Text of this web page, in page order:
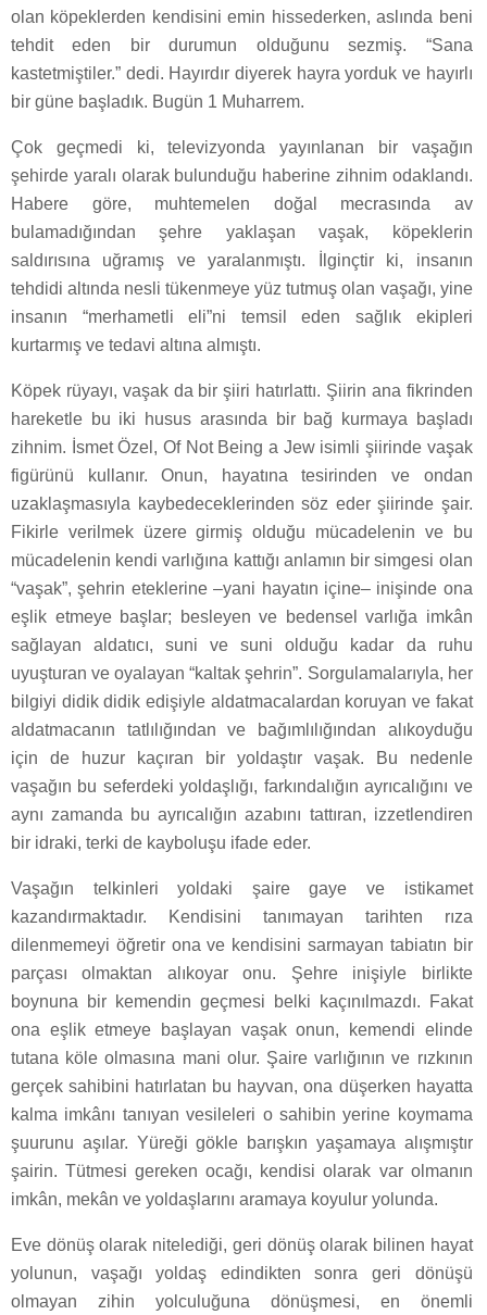
olan köpeklerden kendisini emin hissederken, aslında beni
tehdit eden bir durumun olduğunu sezmiş. “Sana
kastetmiştiler.” dedi. Hayırdır diyerek hayra yorduk ve hayırlı
bir güne başladık. Bugün 1 Muharrem.
Çok geçmedi ki, televizyonda yayınlanan bir vaşağın
şehirde yaralı olarak bulunduğu haberine zihnim odaklandı.
Habere göre, muhtemelen doğal mecrasında av
bulamadığından şehre yaklaşan vaşak, köpeklerin
saldırısına uğramış ve yaralanmıştı. İlginçtir ki, insanın
tehdidi altında nesli tükenmeye yüz tutmuş olan vaşağı, yine
insanın “merhametli eli”ni temsil eden sağlık ekipleri
kurtarmış ve tedavi altına almıştı.
Köpek rüyayı, vaşak da bir şiiri hatırlattı. Şiirin ana fikrinden
hareketle bu iki husus arasında bir bağ kurmaya başladı
zihnim. İsmet Özel, Of Not Being a Jew isimli şiirinde vaşak
figürünü kullanır. Onun, hayatına tesirinden ve ondan
uzaklaşmasıyla kaybedeceklerinden söz eder şiirinde şair.
Fikirle verilmek üzere girmiş olduğu mücadelenin ve bu
mücadelenin kendi varlığına kattığı anlamın bir simgesi olan
“vaşak”, şehrin eteklerine –yani hayatın içine– inişinde ona
eşlik etmeye başlar; besleyen ve bedensel varlığa imkân
sağlayan aldatıcı, suni ve suni olduğu kadar da ruhu
uyuşturan ve oyalayan “kaltak şehrin”. Sorgulamalarıyla, her
bilgiyi didik didik edişiyle aldatmacalardan koruyan ve fakat
aldatmacanın tatlılığından ve bağımlılığından alıkoyduğu
için de huzur kaçıran bir yoldaştır vaşak. Bu nedenle
vaşağın bu seferdeki yoldaşlığı, farkındalığın ayrıcalığını ve
aynı zamanda bu ayrıcalığın azabını tattıran, izzetlendiren
bir idraki, terki de kayboluşu ifade eder.
Vaşağın telkinleri yoldaki şaire gaye ve istikamet
kazandırmaktadır. Kendisini tanımayan tarihten rıza
dilenmemeyi öğretir ona ve kendisini sarmayan tabiatın bir
parçası olmaktan alıkoyar onu. Şehre inişiyle birlikte
boynuna bir kemendin geçmesi belki kaçınılmazdı. Fakat
ona eşlik etmeye başlayan vaşak onun, kemendi elinde
tutana köle olmasına mani olur. Şaire varlığının ve rızkının
gerçek sahibini hatırlatan bu hayvan, ona düşerken hayatta
kalma imkânı tanıyan vesileleri o sahibin yerine koymama
şuurunu aşılar. Yüreği gökle barışkın yaşamaya alışmıştır
şairin. Tütmesi gereken ocağı, kendisi olarak var olmanın
imkân, mekân ve yoldaşlarını aramaya koyulur yolunda.
Eve dönüş olarak nitelediği, geri dönüş olarak bilinen hayat
yolunun, vaşağı yoldaş edindikten sonra geri dönüşü
olmayan zihin yolculuğuna dönüşmesi, en önemli